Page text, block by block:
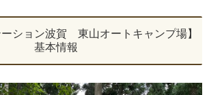
ーション波賀 東山オートキャンプ場】
基本情報